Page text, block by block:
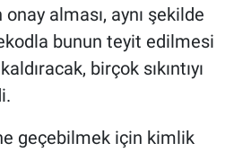
alması, aynı şekilde
bunun teyit edilmesi
birçok sıkıntıyı
geçebilmek için kimlik